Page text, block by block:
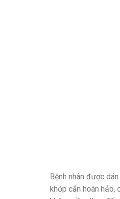
Bệnh nhân được
khớp cắn hoàn hảo,